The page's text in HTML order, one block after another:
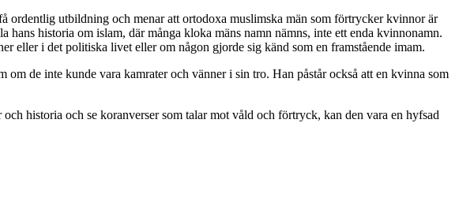
utbildning och menar att ortodoxa muslimska män som förtrycker kvinnor är
historia om islam, där många kloka mäns namn nämns, inte ett enda kvinnonamn.
eller i det politiska livet eller om någon gjorde sig känd som en framstående imam.
de inte kunde vara kamrater och vänner i sin tro. Han påstår också att en kvinna som
historia och se koranverser som talar mot våld och förtryck, kan den vara en hyfsad